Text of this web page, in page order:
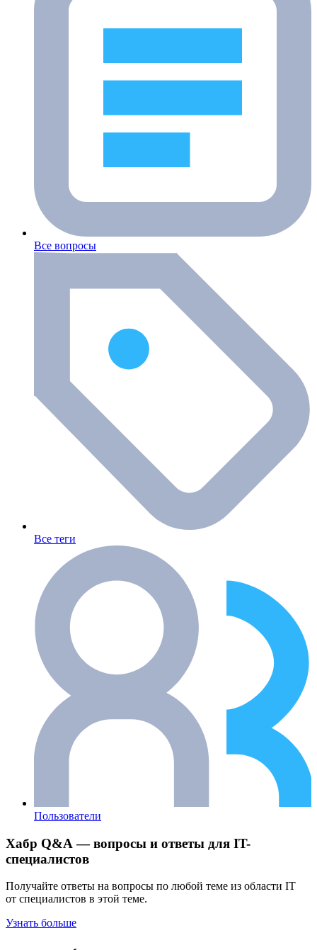
Все вопросы
Все теги
Пользователи
Хабр Q&A — вопросы и ответы для IT-
специалистов
Получайте ответы на вопросы по любой теме из области IT
от специалистов в этой теме.
Узнать больше